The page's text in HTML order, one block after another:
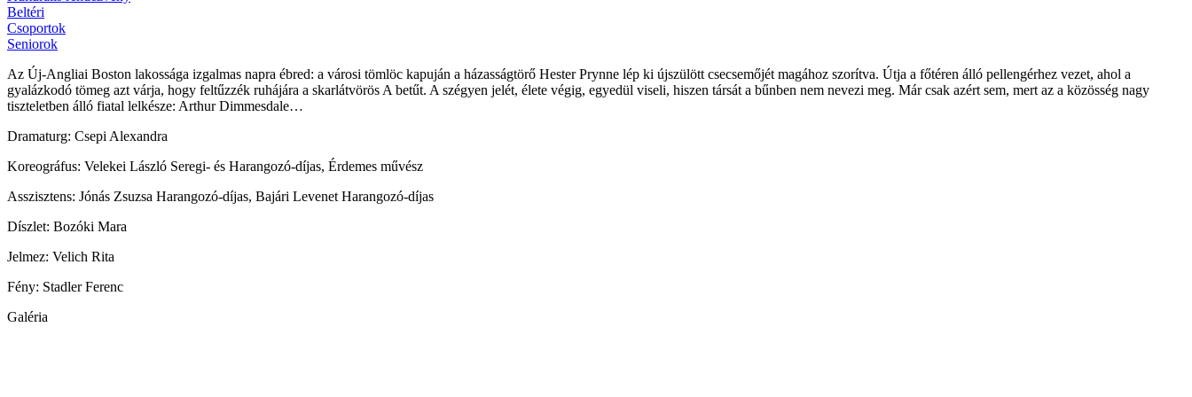
Beltéri
Csoportok
Seniorok
Az Új-Angliai Boston lakossága izgalmas napra ébred: a városi tömlöc kapuján a házasságtörő Hester Prynne lép ki újszülött csecsemőjét magához szorítva. Útja a főtéren álló pellengérhez vezet, ahol a
gyalázkodó tömeg azt várja, hogy feltűzzék ruhájára a skarlátvörös A betűt. A szégyen jelét, élete végig, egyedül viseli, hiszen társát a bűnben nem nevezi meg. Már csak azért sem, mert az a közösség nagy
tiszteletben álló fiatal lelkésze: Arthur Dimmesdale…
Dramaturg: Csepi Alexandra
Koreográfus: Velekei László Seregi- és Harangozó-díjas, Érdemes művész
Asszisztens: Jónás Zsuzsa Harangozó-díjas, Bajári Levenet Harangozó-díjas
Díszlet: Bozóki Mara
Jelmez: Velich Rita
Fény: Stadler Ferenc
Galéria